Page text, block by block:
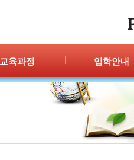
교육과정 입학안내
입학절차
신청/결과